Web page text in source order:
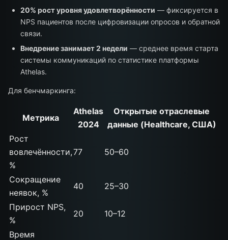
20% рост уровня удовлетворённости — фиксируется в
NPS пациентов после цифровизации опросов и обратной
связи.
Внедрение занимает 2 недели — среднее время старта
системы коммуникаций по статистике платформы
Athelas.
Для бенчмаркинга:
Метрика
Athelas
2024
Открытые отраслевые
данные (Healthcare, США)
Рост
вовлечённости,
%
77 50–60
Сокращение
неявок, %
40 25–30
Прирост NPS,
%
20 10–12
Время